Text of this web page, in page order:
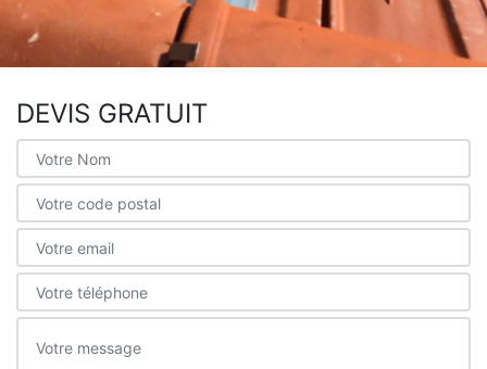
DEVIS GRATUIT